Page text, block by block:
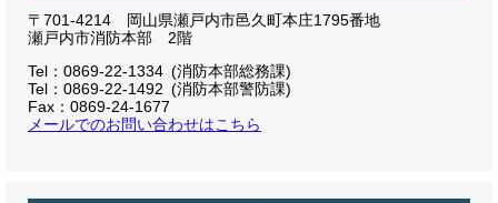
〒701-4214 岡山県瀬戸内市邑久町本庄1795番地
瀬戸内市消防本部 2階
Tel：0869-22-1334
消防本部総務課
Tel：0869-22-1492
消防本部警防課
Fax：0869-24-1677
メールでのお問い合わせはこちら